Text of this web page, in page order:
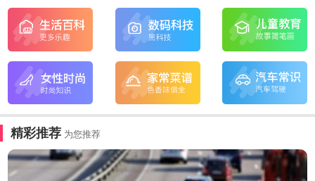
精彩推荐 为您推荐